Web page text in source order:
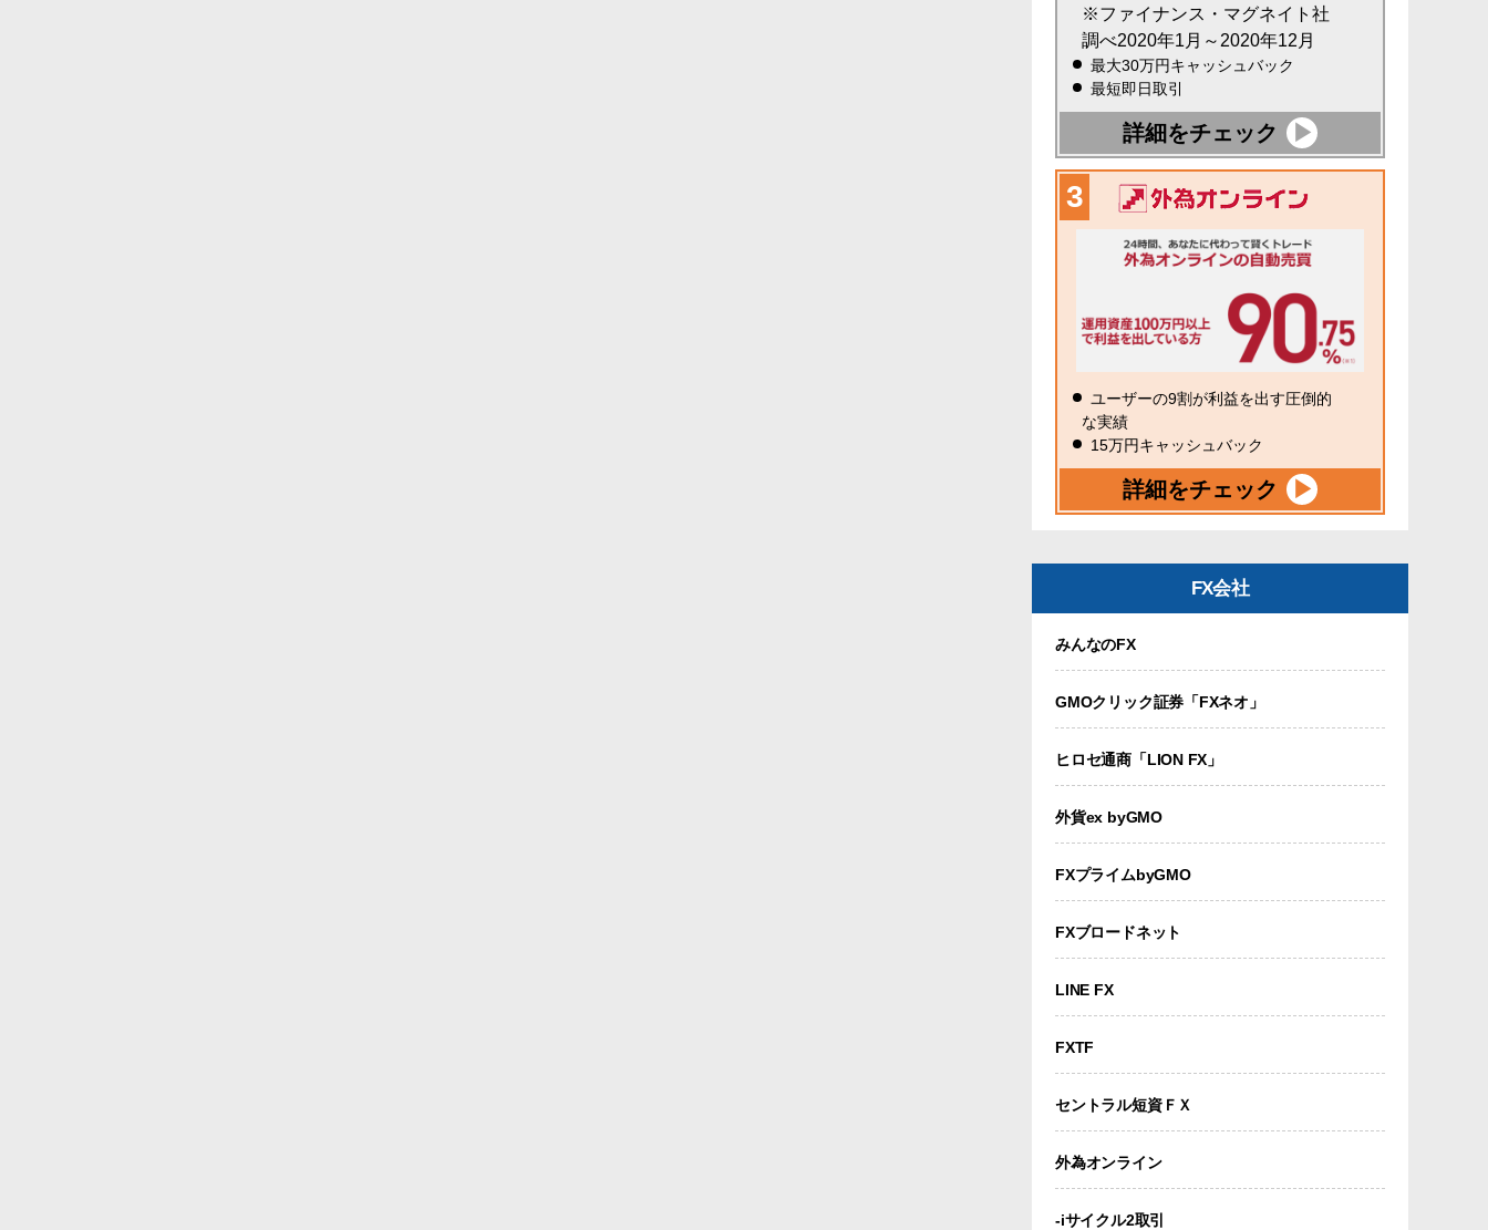
※ファイナンス・マグネイト社
調べ2020年1月～2020年12月
最大30万円キャッシュバック
最短即日取引
詳細をチェック
ユーザーの9割が利益を出す圧倒的
な実績
15万円キャッシュバック
詳細をチェック
FX会社
みんなのFX
GMOクリック証券「FXネオ」
ヒロセ通商「LION FX」
外貨ex byGMO
FXプライムbyGMO
FXブロードネット
LINE FX
FXTF
セントラル短資ＦＸ
外為オンライン
-iサイクル2取引